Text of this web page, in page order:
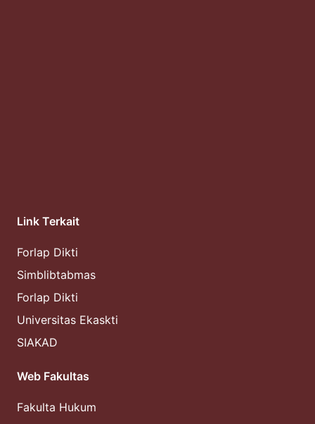
Link Terkait
Forlap Dikti
Simblibtabmas
Forlap Dikti
Universitas Ekaskti
SIAKAD
Web Fakultas
Fakulta Hukum